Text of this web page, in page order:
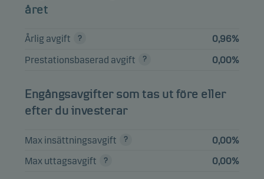
Danske Invest SICAV Global
Danske Invest
Tillväxtmarknadsobligationer,
Fonder
SWEDISH COVERED BOND 1%
12.06.2030
SWEDISH GOVERNMENT 3.5%
Obligationer
året
Årlig avgift
0,96%
Prestationsbaserad avgift
0,00%
Engångsavgifter som tas ut före eller
efter du investerar
Max insättningsavgift
0,00%
Max uttagsavgift
0,00%